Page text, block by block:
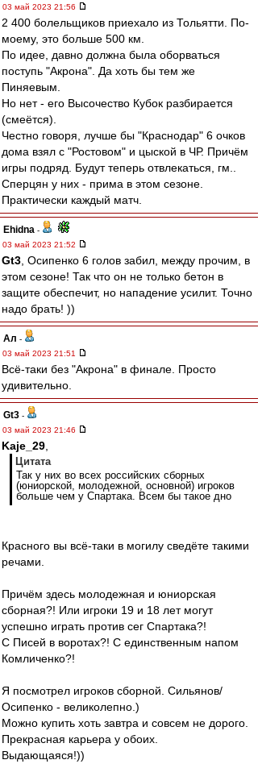
03 май 2023 21:56
2 400 болельщиков приехало из Тольятти. По-
моему, это больше 500 км.
По идее, давно должна была оборваться
поступь "Акрона". Да хоть бы тем же
Пиняевым.
Но нет - его Высочество Кубок разбирается
(смеётся).
Честно говоря, лучше бы "Краснодар" 6 очков
дома взял с "Ростовом" и цыской в ЧР. Причём
игры подряд. Будут теперь отвлекаться, гм..
Сперцян у них - прима в этом сезоне.
Практически каждый матч.
Ehidna -
03 май 2023 21:52
Gt3 , Осипенко 6 голов забил, между прочим, в
этом сезоне! Так что он не только бетон в
защите обеспечит, но нападение усилит. Точно
надо брать! ))
Ал -
03 май 2023 21:51
Всё-таки без "Акрона" в финале. Просто
удивительно.
Gt3 -
03 май 2023 21:46
Kaje_29
Цитата
Так у них во всех российских сборных
(юниорской, молодежной, основной) игроков
больше чем у Спартака. Всем бы такое дно
Красного вы всё-таки в могилу сведёте такими
речами.
Причём здесь молодежная и юниорская
сборная?! Или игроки 19 и 18 лет могут
успешно играть против сег Спартака?!
С Писей в воротах?! С единственным напом
Комличенко?!
Я посмотрел игроков сборной. Сильянов/
Осипенко - великолепно.)
Можно купить хоть завтра и совсем не дорого.
Прекрасная карьера у обоих.
Выдающаяся!))